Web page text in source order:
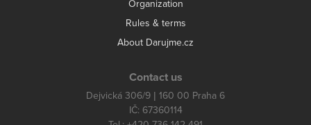
Organization
Rules & terms
About Darujme.cz
Contact us
Dejvická 306/9 | 160 00 Praha 6
IČ: 67360114